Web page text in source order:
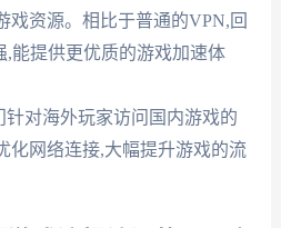
戏资源。相比于普通的VPN,回
,能提供更优质的游戏加速体
针对海外玩家访问国内游戏的
化网络连接,大幅提升游戏的流